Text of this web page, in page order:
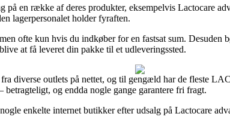
på en række af deres produkter, eksempelvis Lactocare
lagerpersonalet holder fyraften.
ofte kun hvis du indkøber for en fastsat sum.
at få leveret din pakke til et udleveringssted.
diverse outlets på nettet, og til gengæld har de fleste
og endda nogle gange garantere fri fragt.
enkelte internet butikker efter udsalg på Lactocare